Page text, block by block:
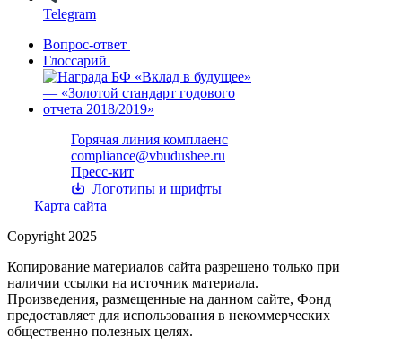
Telegram
Вопрос-ответ
Глоссарий
Горячая линия комплаенс
compliance@vbudushee.ru
Пресс-кит
Логотипы и шрифты
Карта сайта
Copyright 2025
Копирование материалов сайта разрешено только при
наличии ссылки на источник материала.
Произведения, размещенные на данном сайте, Фонд
предоставляет для использования в некоммерческих
общественно полезных целях.